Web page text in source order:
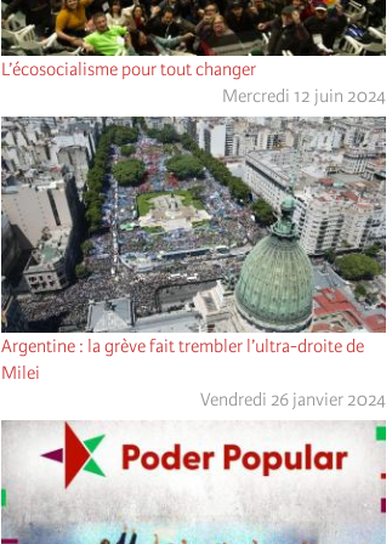
L’écosocialisme pour tout changer
Mercredi 12 juin 2024
Argentine : la grève fait trembler l’ultra-droite de
Milei
Vendredi 26 janvier 2024